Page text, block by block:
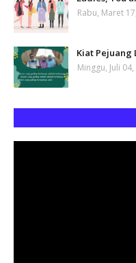
Rabu, Maret
Kiat Pejuang
Minggu, Juli 04,